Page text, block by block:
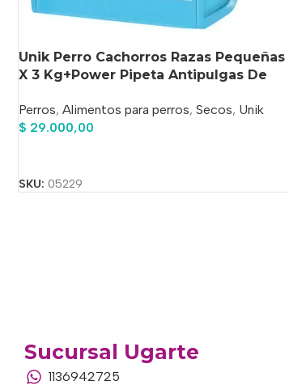
Unik Perro Cachorros Razas Pequeñas
X 3 Kg+Power Pipeta Antipulgas De
Perros, Alimentos para perros, Secos, Unik
$ 29.000,00
SKU: 05229
Sucursal Ugarte
1136942725